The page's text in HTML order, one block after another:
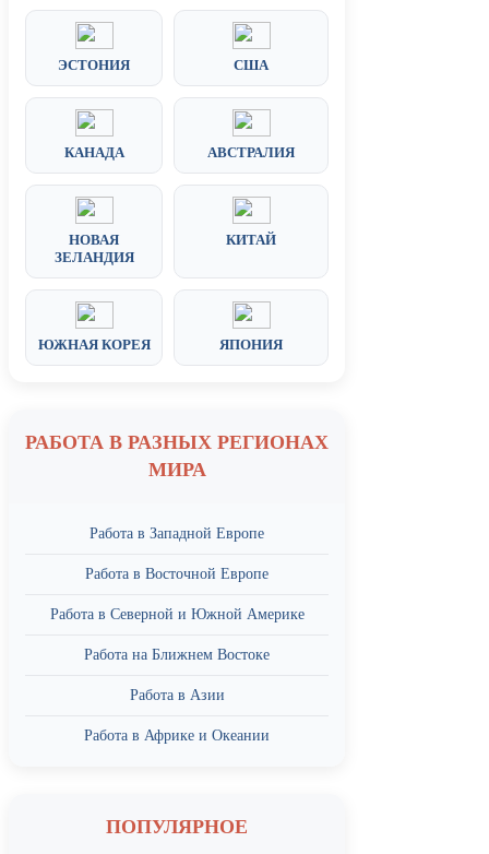
ЭСТОНИЯ США
КАНАДА АВСТРАЛИЯ
НОВАЯ
ЗЕЛАНДИЯ
КИТАЙ
ЮЖНАЯ КОРЕЯ ЯПОНИЯ
РАБОТА В РАЗНЫХ РЕГИОНАХ
МИРА
Работа в Западной Европе
Работа в Восточной Европе
Работа в Северной и Южной Америке
Работа на Ближнем Востоке
Работа в Азии
Работа в Африке и Океании
ПОПУЛЯРНОЕ